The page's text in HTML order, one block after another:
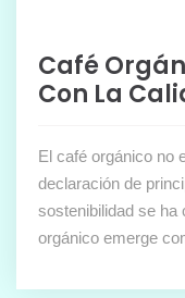
Café
Con La
El café orgánico no
declaración de
sostenibilidad se ha
orgánico emerge